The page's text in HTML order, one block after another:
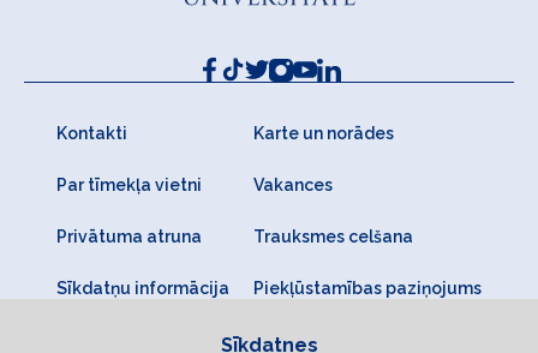
Kontakti Karte un norādes
Par tīmekļa vietni Vakances
Privātuma atruna Trauksmes celšana
Sīkdatņu informācija Piekļūstamības paziņojums
Sīkdatnes